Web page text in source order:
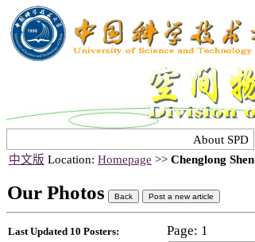
About SPD
中文版 Location: Homepage >> Chenglong Shen
Our Photos
Last Updated 10 Posters:
Page: 1